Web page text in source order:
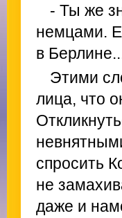
- Ты же
немцами.
в
Этими
лица, что
спросить
не
даже и